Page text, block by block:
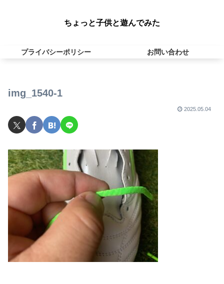
ちょっと子供と遊んでみた
プライバシーポリシー お問い合わせ
img_1540-1
2025.05.04